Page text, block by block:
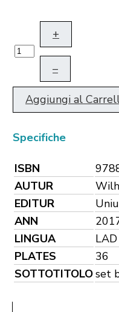
+
–
Aggiungi al
Specifiche
ISBN
AUTUR
EDITUR
ANN
LINGUA
LAD
PLATES
36
SOTTOTITOLOset